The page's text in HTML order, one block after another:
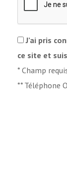
J’ai pris
ce site et
* Champ
** Téléphone